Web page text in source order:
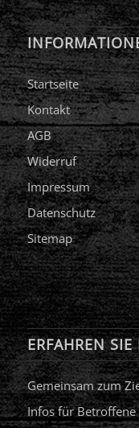
Startseite
Kontakt
AGB
Widerruf
Impressum
Datenschutz
Sitemap
ERFAHREN SIE
Gemeinsam zum
Infos für Betroffene